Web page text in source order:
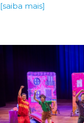
[saiba mais]